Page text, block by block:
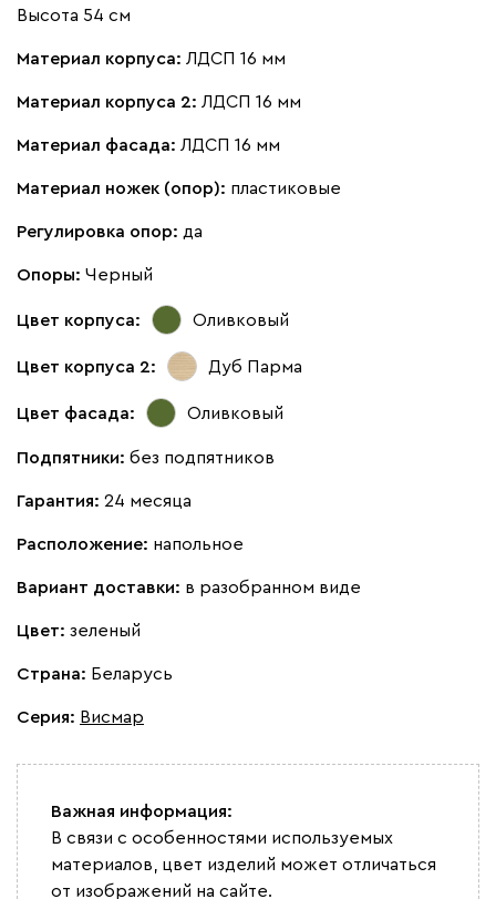
Высота 54 см
Материал корпуса: ЛДСП 16 мм
Материал корпуса 2: ЛДСП 16 мм
Материал фасада: ЛДСП 16 мм
Материал ножек (опор): пластиковые
Регулировка опор: да
Опоры: Черный
Цвет корпуса: Оливковый
Цвет корпуса 2: Дуб Парма
Цвет фасада: Оливковый
Подпятники: без подпятников
Гарантия: 24 месяца
Расположение: напольное
Вариант доставки: в разобранном виде
Цвет: зеленый
Страна: Беларусь
Серия: Висмар
Важная информация:
В связи с особенностями используемых
материалов, цвет изделий может отличаться
от изображений на сайте.